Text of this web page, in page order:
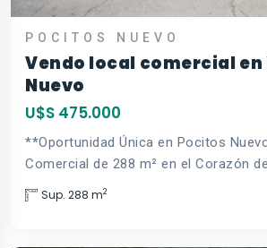
POCITOS NUEVO
Vendo local comercial
Nuevo
U$S 475.000
**Oportunidad Única en Pocitos
Comercial de 288 m² en el Corazón
Sup. 288 m2